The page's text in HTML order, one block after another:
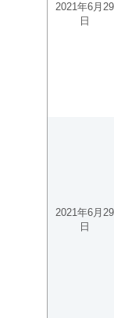
2021年6月29
日
2021年6月29
日